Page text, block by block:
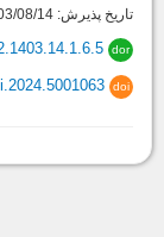
تاریخ پذیرش: 1403/08/14
dor
doi